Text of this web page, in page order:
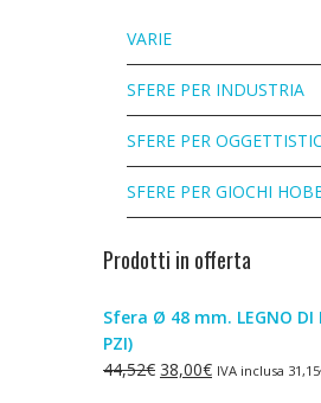
VARIE
SFERE PER INDUSTRIA
SFERE PER
SFERE PER GIOCHI
Prodotti in offerta
Sfera Ø 48 mm. LEGNO DI
PZI)
44,52€ Il
38,00€IlIVA inclusa 31,15